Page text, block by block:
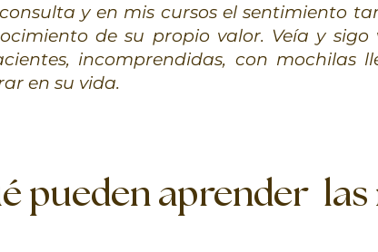
y en mis cursos el sentimiento
de su propio valor. Veía y
incomprendidas, con mochilas
en su vida.
pueden aprender las